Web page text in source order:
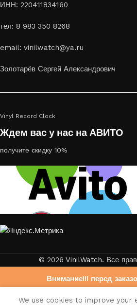
Внимание!!! перед
https://www.avito.ru/
ИНН: 220411834160
тел: 8 983 350 8268
email: vinilwatch@ya.ru
Золотарёв Сергей Александрович
Vinyl Record Clock
Ждем вас у нас на АВИТО
получите скидку 10%
© 2026 VinilWatch. Все
We use cookies to improve your